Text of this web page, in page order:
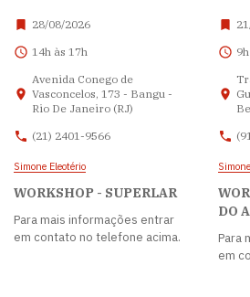
28/08/2026
14h às 17h
Avenida Conego de
Vasconcelos, 173 - Bangu -
Rio De Janeiro (RJ)
(21) 2401-9566
Simone Eleotério
WORKSHOP - SUPERLAR
Para mais informações entrar
em contato no telefone acima.
DO
Para
em